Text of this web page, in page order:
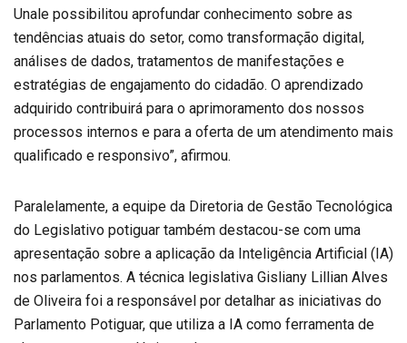
Unale possibilitou aprofundar conhecimento sobre as
tendências atuais do setor, como transformação digital,
análises de dados, tratamentos de manifestações e
estratégias de engajamento do cidadão. O aprendizado
adquirido contribuirá para o aprimoramento dos nossos
processos internos e para a oferta de um atendimento mais
qualificado e responsivo”, afirmou.
Paralelamente, a equipe da Diretoria de Gestão Tecnológica
do Legislativo potiguar também destacou-se com uma
apresentação sobre a aplicação da Inteligência Artificial (IA)
nos parlamentos. A técnica legislativa Gisliany Lillian Alves
de Oliveira foi a responsável por detalhar as iniciativas do
Parlamento Potiguar, que utiliza a IA como ferramenta de